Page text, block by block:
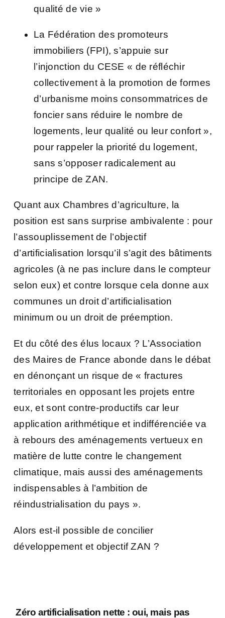
qualité de vie »
La Fédération des promoteurs
immobiliers (FPI), s’appuie sur
l’injonction du CESE « de réfléchir
collectivement à la promotion de formes
d’urbanisme moins consommatrices de
foncier sans réduire le nombre de
logements, leur qualité ou leur confort »,
pour rappeler la priorité du logement,
sans s’opposer radicalement au
principe de ZAN.
Quant aux Chambres d’agriculture, la
position est sans surprise ambivalente : pour
l’assouplissement de l’objectif
d’artificialisation lorsqu’il s’agit des bâtiments
agricoles (à ne pas inclure dans le compteur
selon eux) et contre lorsque cela donne aux
communes un droit d’artificialisation
minimum ou un droit de préemption.
Et du côté des élus locaux ? L’Association
des Maires de France abonde dans le débat
en dénonçant un risque de « fractures
territoriales en opposant les projets entre
eux, et sont contre-productifs car leur
application arithmétique et indifférenciée va
à rebours des aménagements vertueux en
matière de lutte contre le changement
climatique, mais aussi des aménagements
indispensables à l’ambition de
réindustrialisation du pays ».
Alors est-il possible de concilier
développement et objectif ZAN ?
Zéro artificialisation nette : oui, mais pas